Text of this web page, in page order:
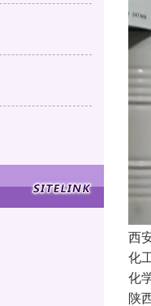
西
化
化
陕